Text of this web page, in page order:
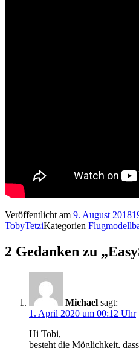
Veröffentlicht am 9. August 2018
TobyTetziKategorien
2 Gedanken zu
Michael sagt:
1. April 2020 um 00:12 Uhr
Hi Tobi,
besteht die Möglichkeit,